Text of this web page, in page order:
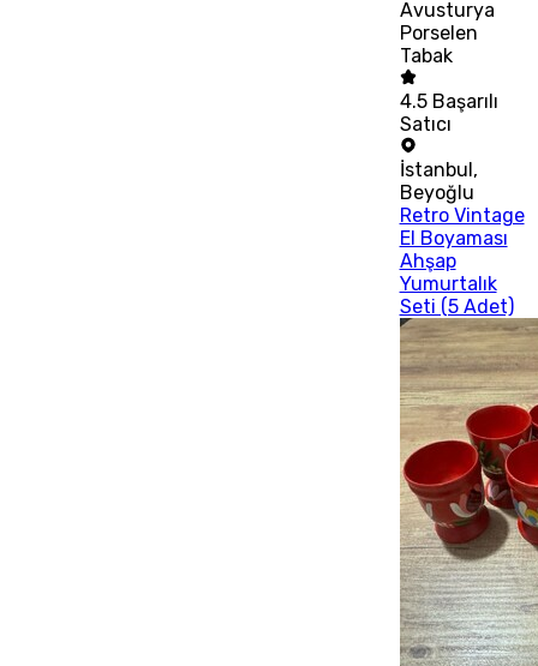
Avusturya
Porselen
Tabak
4.5 Başarılı
Satıcı
İstanbul,
Beyoğlu
Retro Vintage
El Boyaması
Ahşap
Yumurtalık
Seti (5 Adet)